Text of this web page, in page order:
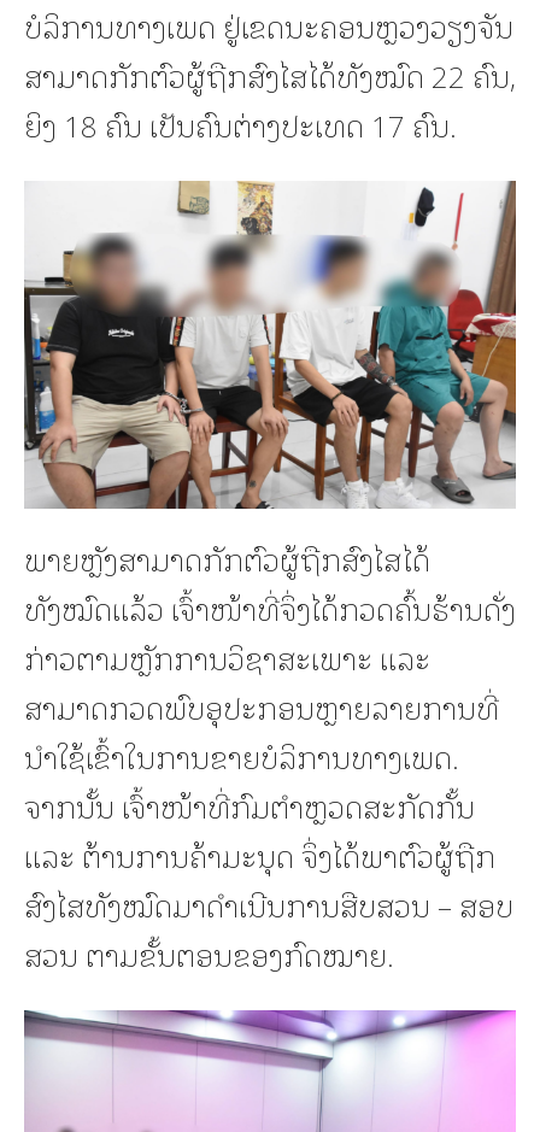
ບໍລິການທາງເພດ ຢູ່ເຂດນະຄອນຫຼວງວຽງຈັນ
ສາມາດກັກຕົວຜູ້ຖືກສົງໄສໄດ້ທັງໝົດ 22 ຄົນ,
ຍິງ 18 ຄົນ ເປັນຄົນຕ່າງປະເທດ 17 ຄົນ.
ພາຍຫຼັງສາມາດກັກຕົວຜູ້ຖືກສົງໄສໄດ້
ທັງໝົດແລ້ວ ເຈົ້າໜ້າທີ່ຈຶ່ງໄດ້ກວດຄົ້ນຮ້ານດັ່ງ
ກ່າວຕາມຫຼັກການວິຊາສະເພາະ ແລະ
ສາມາດກວດພົບອຸປະກອນຫຼາຍລາຍການທີ່
ນຳໃຊ້ເຂົ້າໃນການຂາຍບໍລິການທາງເພດ.
ຈາກນັ້ນ ເຈົ້າໜ້າທີ່ກົມຕຳຫຼວດສະກັດກັ້ນ
ແລະ ຕ້ານການຄ້າມະນຸດ ຈຶ່ງໄດ້ພາຕົວຜູ້ຖືກ
ສົງໄສທັງໝົດມາດຳເນີນການສືບສວນ – ສອບ
ສວນ ຕາມຂັ້ນຕອນຂອງກົດໝາຍ.